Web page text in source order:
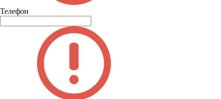
Телефон